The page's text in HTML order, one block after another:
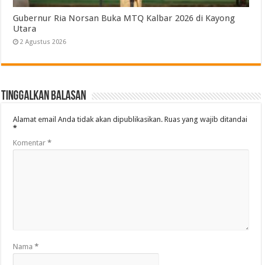
Gubernur Ria Norsan Buka MTQ Kalbar 2026 di Kayong
Utara
2 Agustus 2026
Tinggalkan Balasan
Alamat email Anda tidak akan dipublikasikan. Ruas yang wajib ditandai
*
Komentar*
Nama*